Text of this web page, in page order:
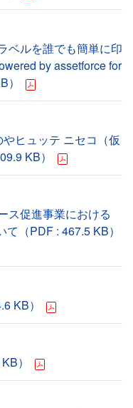
ベルを誰でも簡単に印
by assetforce for
ヒュッテ ニセコ（仮
KB）
ス促進事業における
（PDF : 467.5 KB）
KB）
）